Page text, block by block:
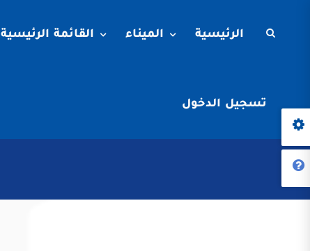
الرئيسية الميناء القائمة الرئيسية
تسجيل الدخول